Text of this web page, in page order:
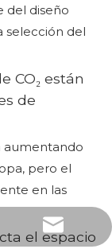
del diseño
selección del
CO₂ están
de
aumentando
pero el
en las
el espacio